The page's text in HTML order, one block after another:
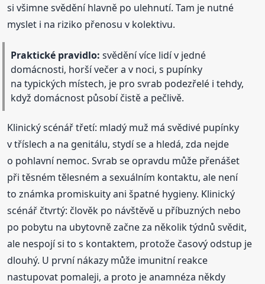
si všimne svědění hlavně po ulehnutí. Tam je nutné
myslet i na riziko přenosu v kolektivu.
Praktické pravidlo: svědění více lidí v jedné
domácnosti, horší večer a v noci, s pupínky
na typických místech, je pro svrab podezřelé i tehdy,
když domácnost působí čistě a pečlivě.
Klinický scénář třetí: mladý muž má svědivé pupínky
v tříslech a na genitálu, stydí se a hledá, zda nejde
o pohlavní nemoc. Svrab se opravdu může přenášet
při těsném tělesném a sexuálním kontaktu, ale není
to známka promiskuity ani špatné hygieny. Klinický
scénář čtvrtý: člověk po návštěvě u příbuzných nebo
po pobytu na ubytovně začne za několik týdnů svědit,
ale nespojí si to s kontaktem, protože časový odstup je
dlouhý. U první nákazy může imunitní reakce
nastupovat pomaleji, a proto je anamnéza někdy